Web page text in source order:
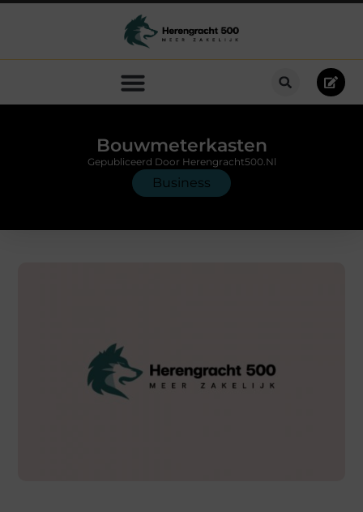
Bouwmeterkasten
Business
Gepubliceerd Door Herengracht500.nl